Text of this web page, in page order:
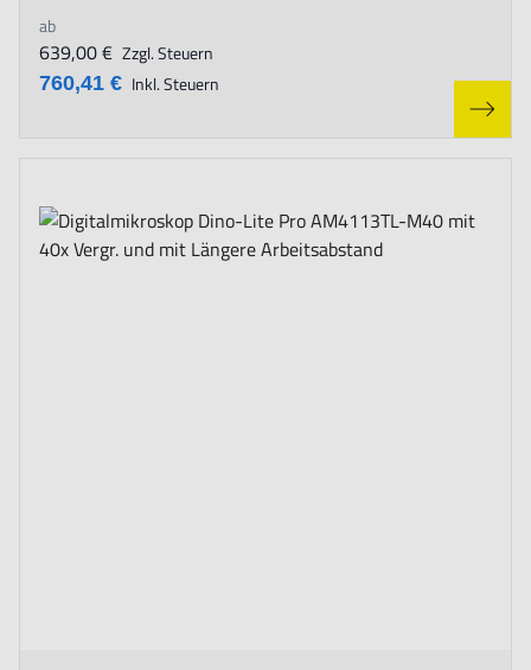
ab
760,41 € Inkl. Steuern
639,00 € Zzgl. Steuern